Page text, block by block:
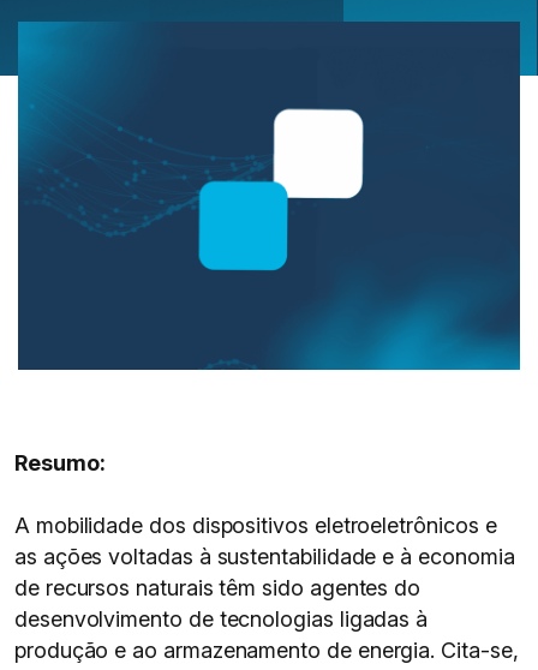
Resumo:
A mobilidade dos dispositivos eletroeletrônicos e
as ações voltadas à sustentabilidade e à economia
de recursos naturais têm sido agentes do
desenvolvimento de tecnologias ligadas à
produção e ao armazenamento de energia. Cita-se,